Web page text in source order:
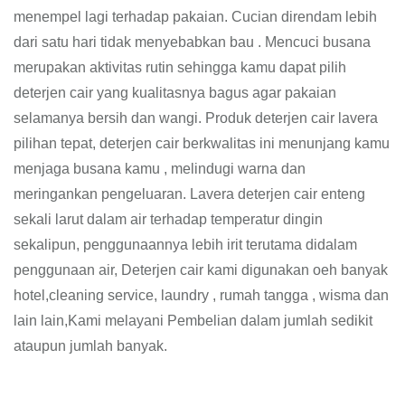
menempel lagi terhadap pakaian. Cucian direndam lebih
dari satu hari tidak menyebabkan bau . Mencuci busana
merupakan aktivitas rutin sehingga kamu dapat pilih
deterjen cair yang kualitasnya bagus agar pakaian
selamanya bersih dan wangi. Produk deterjen cair lavera
pilihan tepat, deterjen cair berkwalitas ini menunjang kamu
menjaga busana kamu , melindugi warna dan
meringankan pengeluaran. Lavera deterjen cair enteng
sekali larut dalam air terhadap temperatur dingin
sekalipun, penggunaannya lebih irit terutama didalam
penggunaan air, Deterjen cair kami digunakan oeh banyak
hotel,cleaning service, laundry , rumah tangga , wisma dan
lain lain,Kami melayani Pembelian dalam jumlah sedikit
ataupun jumlah banyak.